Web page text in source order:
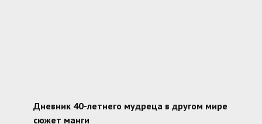
Дневник 40-летнего мудреца в другом мире
сюжет манги